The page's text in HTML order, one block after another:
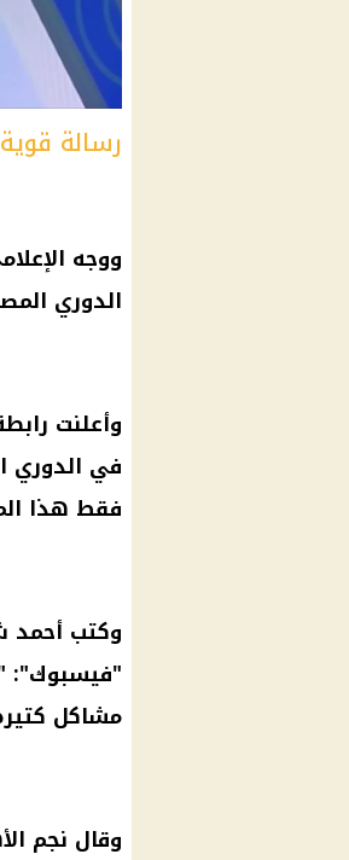
رسالة
ووجه
الدوري
وأعلنت
في الدوري
فقط هذا
وكتب أحمد
"فيسبوك":
مشاكل
وقال نجم